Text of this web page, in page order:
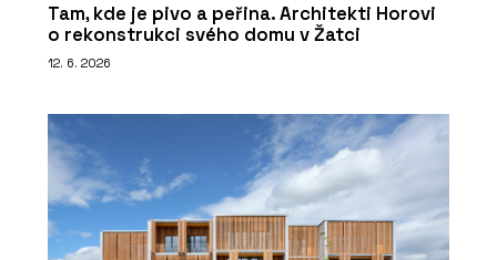
Tam, kde je pivo a peřina. Architekti Horovi
o rekonstrukci svého domu v Žatci
12. 6. 2026